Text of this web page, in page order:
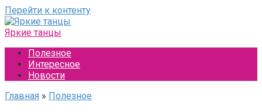
Перейти к контенту
Яркие танцы
Полезное
Интересное
Новости
Главная » Полезное